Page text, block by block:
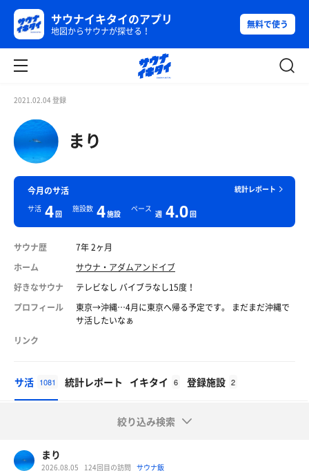
サウナイキタイのアプリ
地図からサウナが探せる！
無料で使う
2021.02.04 登録
まり
統計レポート
今月のサ活
サ活 4回
施設数 4施設
ペース
週 4.0回
サウナ歴
7年 2ヶ月
ホーム
サウナ・アダムアンドイブ
好きなサウナ
テレビなし バイブラなし15度！
プロフィール
東京→沖縄…4月に東京へ帰る予定です。 まだまだ沖縄で
サ活したいなぁ
リンク
サ活 1081 統計レポート イキタイ 6 登録施設 2
絞り込み検索
まり
2026.08.05 124回目の訪問 サウナ飯